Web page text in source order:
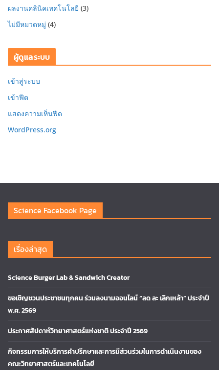
ผลงานคลินิคเทคโนโลยี (3)
ไม่มีหมวดหมู่ (4)
ผู้ดูแลระบบ
เข้าสู่ระบบ
เข้าฟีด
แสดงความเห็นฟีด
WordPress.org
Science Facebook Page
เรื่องล่าสุด
Science Burger Lab & Sandwich Creator
ขอเชิญชวนประชาชนทุกคน ร่วมลงนามออนไลน์ “ลด ละ เลิกเหล้า” ประจำปี
พ.ศ. 2569
ประกาศสัปดาห์วิทยาศาสตร์แห่งชาติ ประจำปี 2569
กิจกรรมการให้บริการคำปรึกษาและการมีส่วนร่วมในการดำเนินงานของ
คณะวิทยาศาสตร์และเทคโนโลยี